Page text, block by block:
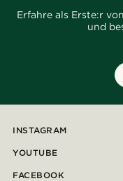
Erfahre als Erste:r
und
INSTAGRAM
YOUTUBE
FACEBOOK